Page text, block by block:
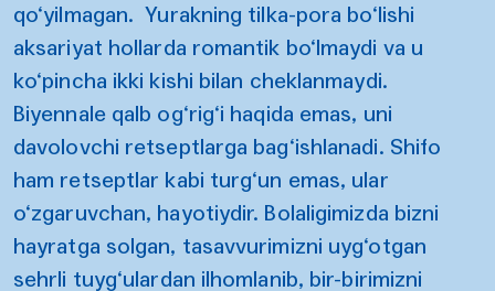
qo‘yilmagan. Yurakning tilka-pora bo‘lishi
aksariyat hollarda romantik bo‘lmaydi va u
ko‘pincha ikki kishi bilan cheklanmaydi.
Biyennale qalb og‘rig‘i haqida emas, uni
davolovchi retseptlarga bag‘ishlanadi. Shifo
ham retseptlar kabi turg‘un emas, ular
o‘zgaruvchan, hayotiydir. Bolaligimizda bizni
hayratga solgan, tasavvurimizni uyg‘otgan
sehrli tuyg‘ulardan ilhomlanib, bir-birimizni